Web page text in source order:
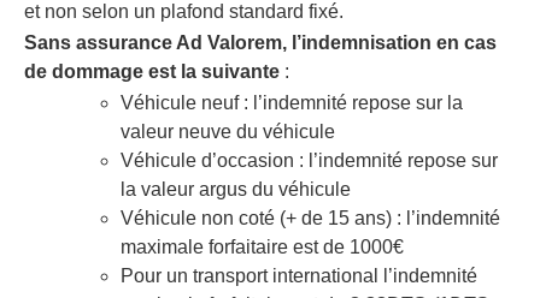
et non selon un plafond standard fixé.
Sans assurance Ad Valorem, l’indemnisation en cas
de dommage est la suivante :
Véhicule neuf : l’indemnité repose sur la
valeur neuve du véhicule
Véhicule d’occasion : l’indemnité repose sur
la valeur argus du véhicule
Véhicule non coté (+ de 15 ans) : l’indemnité
maximale forfaitaire est de 1000€
Pour un transport international l’indemnité